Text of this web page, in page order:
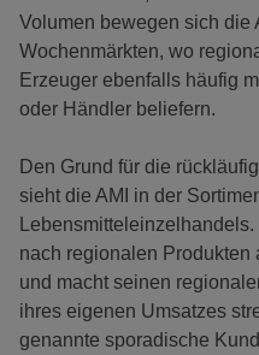
Volumen bewegen sich die
Wochenmärkten, wo
Erzeuger ebenfalls häufig
oder Händler beliefern.
Den Grund für die
sieht die AMI in der
nach regionalen Produkten
und macht seinen
ihres eigenen Umsatzes
genannte sporadische